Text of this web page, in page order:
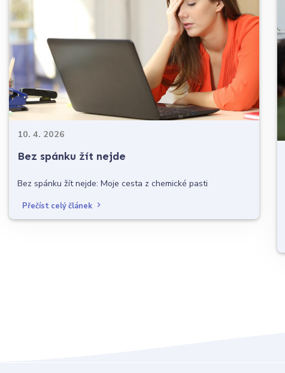
10. 4. 2026
Bez spánku žít nejde
Bez spánku žít nejde: Moje cesta z chemické pasti
Přečíst celý článek